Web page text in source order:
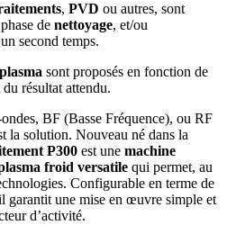
, PVD ou autres, sont
de nettoyage, et/ou
second temps.
sont proposés en fonction de
résultat attendu.
BF (Basse Fréquence), ou RF
la solution. Nouveau né dans la
P300 est une machine
froid versatile qui permet, au
Configurable en terme de
garantit une mise en œuvre simple et
d’activité.